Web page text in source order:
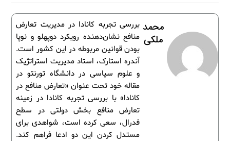
بررسی تجربه کانادا در مدیریت تعارض
منافع نشان‌دهنده رویکرد دوپهلو و نوپا
بودن قوانین مربوطه در این کشور است.
آندره استارک، استاد مدیریت استراتژیک
و علوم سیاسی در دانشگاه تورنتو در
مقاله خود تحت عنوان «تعارض منافع در
کانادا» با بررسی تجربه کانادا در زمینه
تعارض منافع بخش دولتی در سطح
فدرال، سعی کرده است، شواهدی برای
مستدل کردن این دو ادعا فراهم کند.
محمد
ملکی